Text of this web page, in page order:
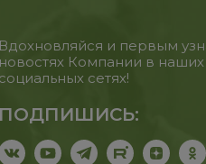
Вдохновляйся и первым
новостях Компании в наших
социальных сетях!
ПОДПИШИСЬ: